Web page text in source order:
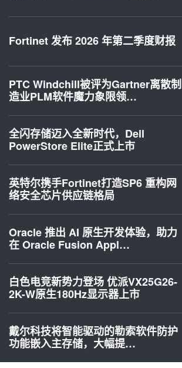
Fortinet 发布 2026 年第二季度财报
PTC Windchill被评为Gartner离散制
造业PLM软件魔力象限领…
全闪存储迈入全新时代，Dell
PowerStore Elite正式上市
英特尔携手Fortinet打造SP6 重构网
络安全芯片供应链格局
Oracle 推出 AI 原生开发体验，助力
在 Oracle Fusion Appl…
白色电竞新势力登场 优派VX25G26-
2K-W原生180Hz显示器上市
戴尔科技将智能驱动的勒索软件防护
功能嵌入主存储，大幅提…